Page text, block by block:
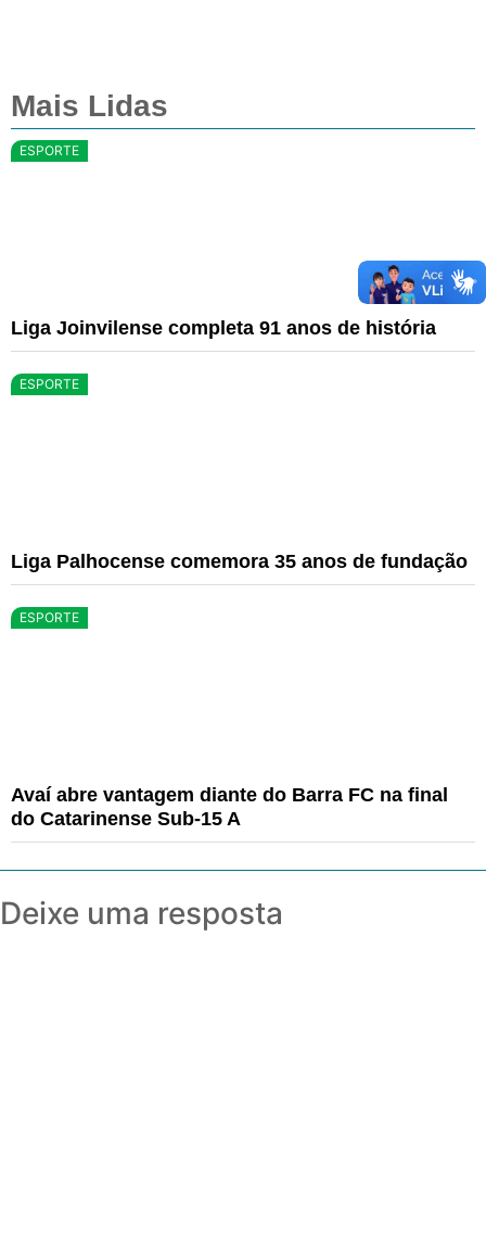
Mais Lidas
ESPORTE
Liga Joinvilense completa 91 anos de história
ESPORTE
Liga Palhocense comemora 35 anos de fundação
ESPORTE
Avaí abre vantagem diante do Barra FC na final
do Catarinense Sub-15 A
Deixe uma resposta